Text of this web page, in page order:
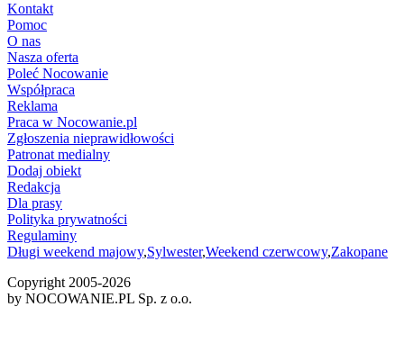
Kontakt
Pomoc
O nas
Nasza oferta
Poleć Nocowanie
Współpraca
Reklama
Praca w Nocowanie.pl
Zgłoszenia nieprawidłowości
Patronat medialny
Dodaj obiekt
Redakcja
Dla prasy
Polityka prywatności
Regulaminy
Długi weekend majowy,Sylwester,Weekend czerwcowy,Zakopane
Copyright 2005-2026
by NOCOWANIE.PL Sp. z o.o.